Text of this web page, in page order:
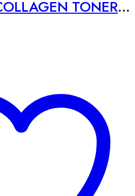
DEEP AQUA COLLAGEN TONER 2X – 200ml